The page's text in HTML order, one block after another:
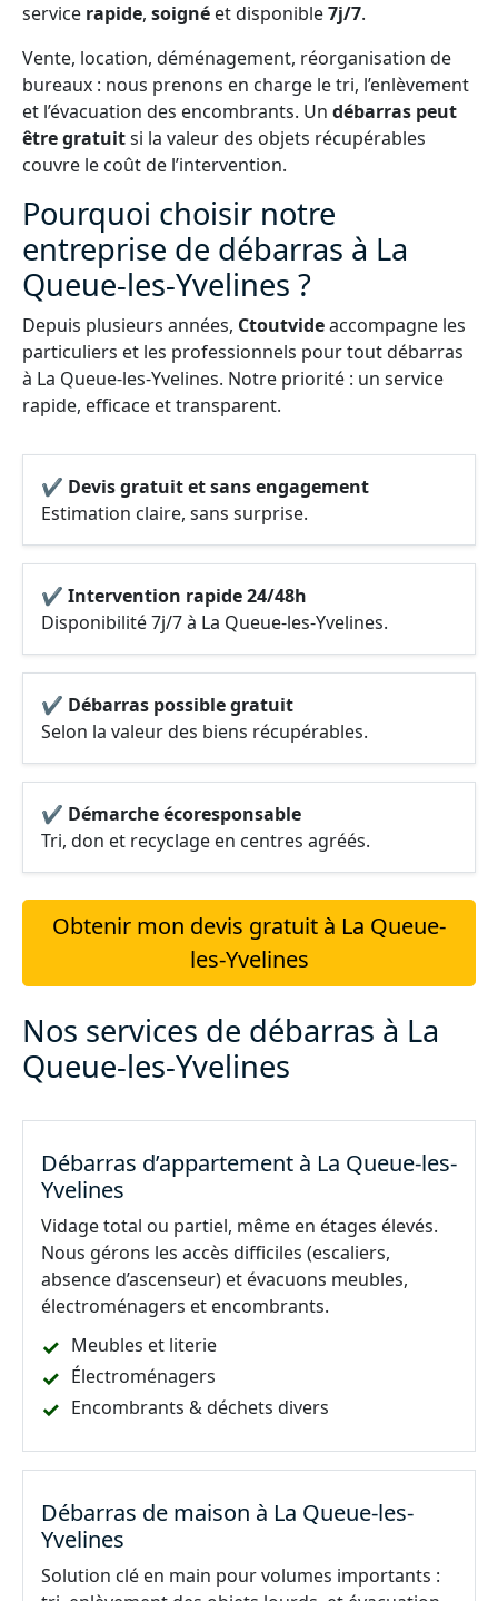
service rapide, soigné et disponible7j/7.
Vente, location, déménagement, réorganisation de
bureaux : nous prenons en charge le tri, l’enlèvement
et l’évacuation des encombrants. Un débarras peut
être gratuitsi la valeur des objets récupérables
couvre le coût de l’intervention.
Pourquoi choisir notre
entreprise de débarras à La
Queue-les-Yvelines ?
Depuis plusieurs années, Ctoutvideaccompagne les
particuliers et les professionnels pour tout débarras
à La Queue-les-Yvelines. Notre priorité : un service
rapide, efficace et transparent.
✔ Devis gratuit et sans engagement
Estimation claire, sans surprise.
✔ Intervention rapide 24/48h
Disponibilité 7j/7 à La Queue-les-Yvelines.
✔ Débarras possible gratuit
Selon la valeur des biens récupérables.
✔ Démarche écoresponsable
Tri, don et recyclage en centres agréés.
Obtenir mon devis gratuit à La Queue-
les-Yvelines
Nos services de débarras à La
Queue-les-Yvelines
Débarras d’appartement à La Queue-les-
Yvelines
Vidage total ou partiel, même en étages élevés.
Nous gérons les accès difficiles (escaliers,
absence d’ascenseur) et évacuons meubles,
électroménagers et encombrants.
Meubles et literie
Électroménagers
Encombrants & déchets divers
Débarras de maison à La Queue-les-
Yvelines
Solution clé en main pour volumes importants :